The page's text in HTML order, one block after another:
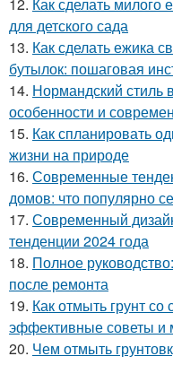
12. Как сделать милого
для детского сада
13. Как сделать ежика
бутылок: пошаговая
14. Нормандский стиль
особенности и
15. Как спланировать
жизни на природе
16. Современные
домов: что популярно
17. Современный
тенденции 2024 года
18. Полное
после ремонта
19. Как отмыть грунт со
эффективные советы и
20. Чем отмыть